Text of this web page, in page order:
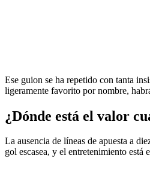
Ese guion se ha repetido con tanta
ligeramente favorito por nombre,
¿Dónde está el valor
La ausencia de líneas de apuesta a
gol escasea, y el entretenimiento